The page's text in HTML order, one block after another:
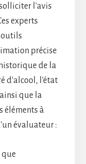
l'avis
experts
outils
précise
de la
d'alcool, l'état
que la
éléments à
évaluateur :
que